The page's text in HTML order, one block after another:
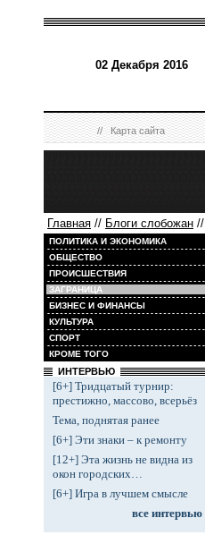
02 Декабря 2016
//Карта сайта
Главная // Блоги слобожан //
ПОЛИТИКА И ЭКОНОМИКА
ОБЩЕСТВО
ПРОИСШЕСТВИЯ
ЗАГРАНИЦА
БИЗНЕС И ФИНАНСЫ
КУЛЬТУРА
СПОРТ
КРОМЕ ТОГО
ИНТЕРВЬЮ
[6+] Тридцатый турнир:
престижно, массово, всерьёз
Тема, поднятая ранее
[6+] Эти знаки – к ремонту
[12+] Эта жизнь не видна из
окон городских…
[6+] Игра в лучшем смысле
все интервью